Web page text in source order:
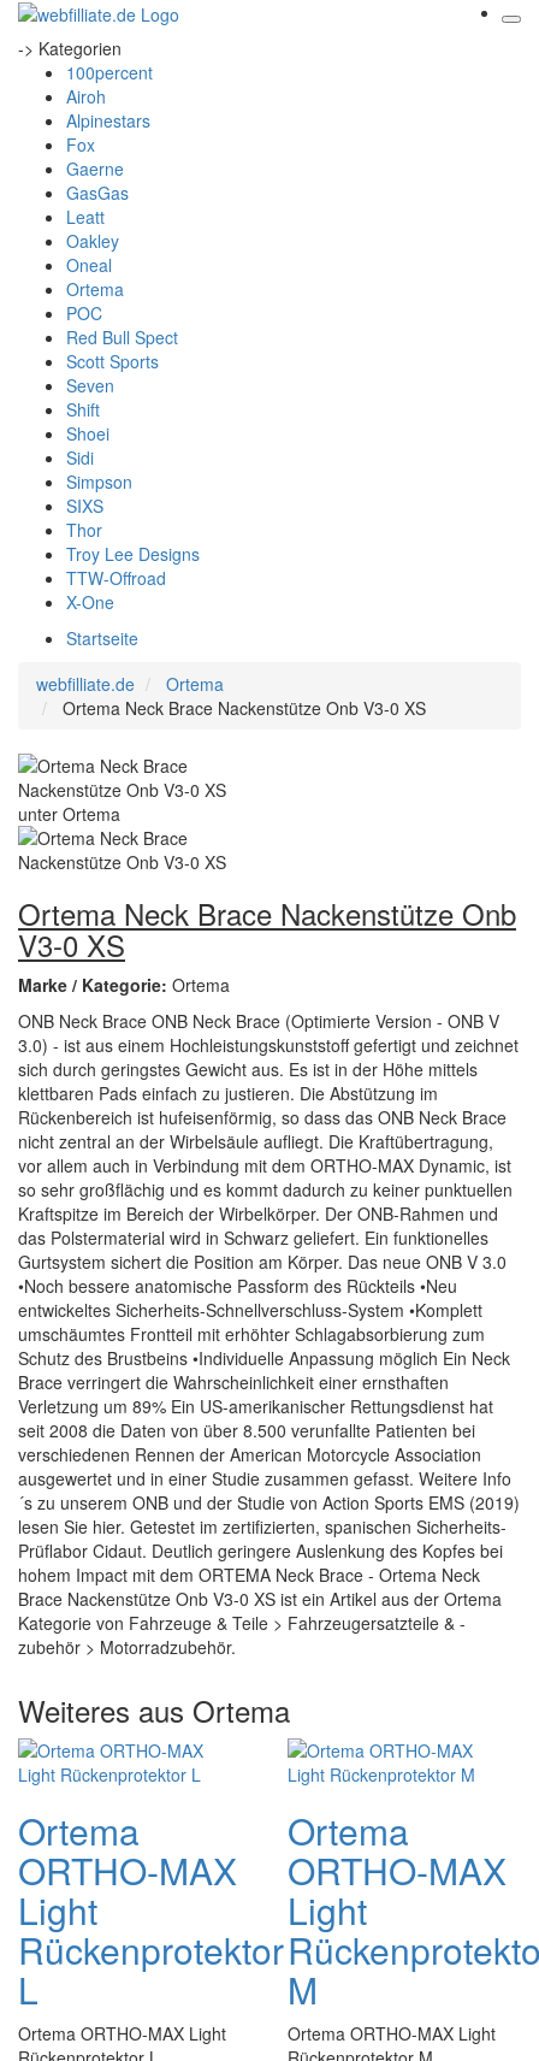
-> Kategorien
100percent
Airoh
Alpinestars
Fox
Gaerne
GasGas
Leatt
Oakley
Oneal
Ortema
POC
Red Bull Spect
Scott Sports
Seven
Shift
Shoei
Sidi
Simpson
SIXS
Thor
Troy Lee Designs
TTW-Offroad
X-One
Startseite
webfilliate.de
Ortema
Ortema Neck Brace Nackenstütze Onb V3-0 XS
Ortema Neck Brace Nackenstütze Onb
V3-0 XS
Marke / Kategorie: Ortema
ONB Neck Brace ONB Neck Brace (Optimierte Version - ONB V
3.0) - ist aus einem Hochleistungskunststoff gefertigt und zeichnet
sich durch geringstes Gewicht aus. Es ist in der Höhe mittels
klettbaren Pads einfach zu justieren. Die Abstützung im
Rückenbereich ist hufeisenförmig, so dass das ONB Neck Brace
nicht zentral an der Wirbelsäule aufliegt. Die Kraftübertragung,
vor allem auch in Verbindung mit dem ORTHO-MAX Dynamic, ist
so sehr großflächig und es kommt dadurch zu keiner punktuellen
Kraftspitze im Bereich der Wirbelkörper. Der ONB-Rahmen und
das Polstermaterial wird in Schwarz geliefert. Ein funktionelles
Gurtsystem sichert die Position am Körper. Das neue ONB V 3.0
•Noch bessere anatomische Passform des Rückteils •Neu
entwickeltes Sicherheits-Schnellverschluss-System •Komplett
umschäumtes Frontteil mit erhöhter Schlagabsorbierung zum
Schutz des Brustbeins •Individuelle Anpassung möglich Ein Neck
Brace verringert die Wahrscheinlichkeit einer ernsthaften
Verletzung um 89% Ein US-amerikanischer Rettungsdienst hat
seit 2008 die Daten von über 8.500 verunfallte Patienten bei
verschiedenen Rennen der American Motorcycle Association
ausgewertet und in einer Studie zusammen gefasst. Weitere Info
´s zu unserem ONB und der Studie von Action Sports EMS (2019)
lesen Sie hier. Getestet im zertifizierten, spanischen Sicherheits-
Prüflabor Cidaut. Deutlich geringere Auslenkung des Kopfes bei
hohem Impact mit dem ORTEMA Neck Brace - Ortema Neck
Brace Nackenstütze Onb V3-0 XS ist ein Artikel aus der Ortema
Kategorie von Fahrzeuge & Teile > Fahrzeugersatzteile & -
zubehör > Motorradzubehör.
Weiteres aus Ortema
Ortema
ORTHO-MAX
Light
Rückenprotektor
L
Ortema ORTHO-MAX Light
Ortema
ORTHO-MAX
Light
M
Ortema ORTHO-MAX Light